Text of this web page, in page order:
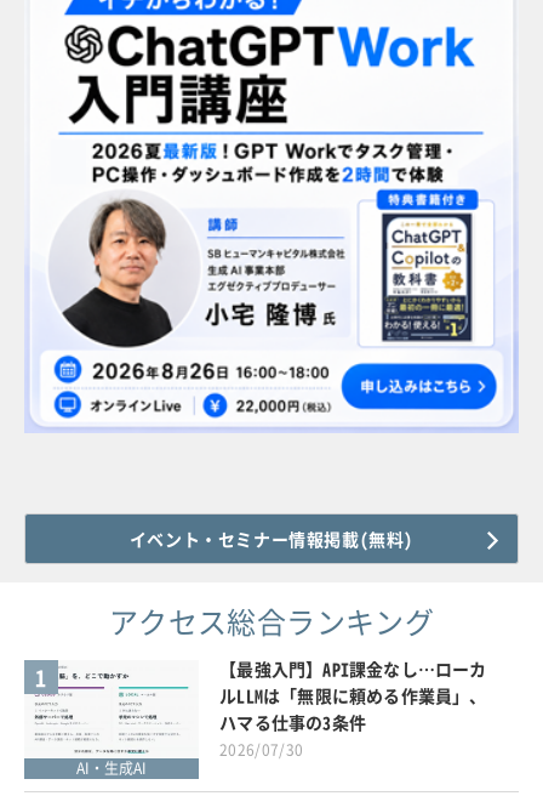
イベント・セミナー情報掲載(無料)
アクセス総合ランキング
1
AI・生成AI
【最強入門】API課金なし…ローカ
ルLLMは「無限に頼める作業員」、
ハマる仕事の3条件
2026/07/30